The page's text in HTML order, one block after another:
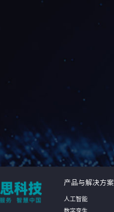
产品与解决方案
人工智能